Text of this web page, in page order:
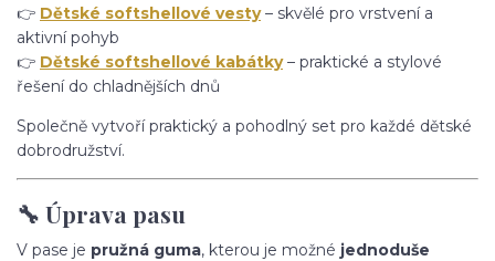
👉 Dětské softshellové vesty– skvělé pro vrstvení a
aktivní pohyb
👉 Dětské softshellové kabátky– praktické a stylové
řešení do chladnějších dnů
Společně vytvoří praktický a pohodlný set pro každé dětské
dobrodružství.
🔧 Úprava pasu
V pase je pružná guma, kterou je možné jednoduše